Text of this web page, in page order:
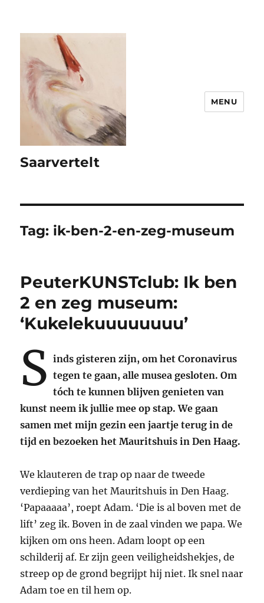
Saarvertelt
MENU
Tag: ik-ben-2-en-zeg-museum
PeuterKUNSTclub: Ik ben
2 en zeg museum:
‘Kukelekuuuuuuuu’
S inds gisteren zijn, om het Coronavirus
tegen te gaan, alle musea gesloten. Om
tóch te kunnen blijven genieten van
kunst neem ik jullie mee op stap. We gaan
samen met mijn gezin een jaartje terug in de
tijd en bezoeken het Mauritshuis in Den Haag.
We klauteren de trap op naar de tweede
verdieping van het Mauritshuis in Den Haag.
‘Papaaaaa’, roept Adam. ‘Die is al boven met de
lift’ zeg ik. Boven in de zaal vinden we papa. We
kijken om ons heen. Adam loopt op een
schilderij af. Er zijn geen veiligheidshekjes, de
streep op de grond begrijpt hij niet. Ik snel naar
Adam toe en til hem op.